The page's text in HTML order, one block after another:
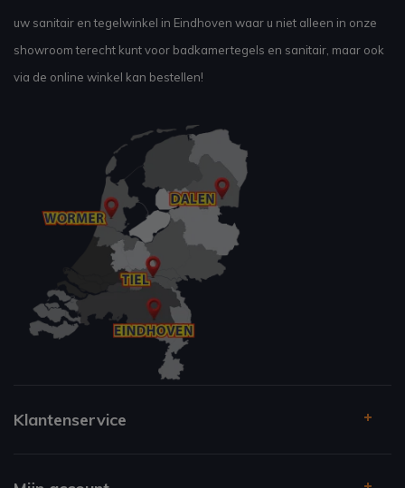
uw sanitair en tegelwinkel in Eindhoven waar u niet alleen in onze
showroom terecht kunt voor badkamertegels en sanitair, maar ook
via de online winkel kan bestellen!
Klantenservice